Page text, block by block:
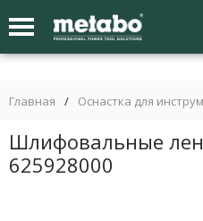
Главная / Оснастка для
Шлифовальные
625928000